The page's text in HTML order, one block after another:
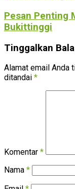
Pesan Penting
Bukittinggi
Tinggalkan
Alamat email Anda
ditandai *
Komentar *
Nama *